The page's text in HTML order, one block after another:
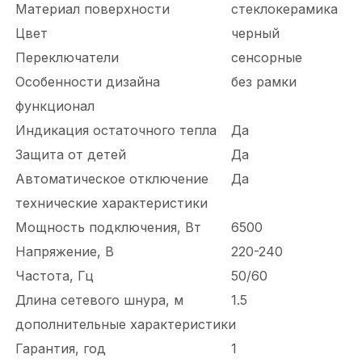
Материал поверхности
стеклокерамика
Цвет
черный
Переключатели
сенсорные
Особенности дизайна
без рамки
функционал
Индикация остаточного тепла
Да
Защита от детей
Да
Автоматическое отключение
Да
технические характеристики
Мощность подключения, Вт
6500
Напряжение, В
220-240
Частота, Гц
50/60
Длина сетевого шнура, м
1.5
дополнительные характеристики
Гарантия, год
1